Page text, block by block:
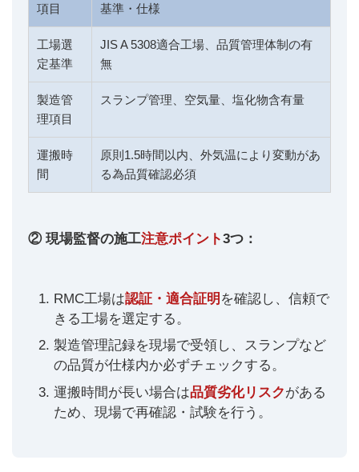
項目 基準・仕様
工場選
定基準
JIS A 5308適合工場、品質管理体制の有
無
製造管
理項目
スランプ管理、空気量、塩化物含有量
運搬時
間
原則1.5時間以内、外気温により変動があ
る為品質確認必須
② 現場監督の施工注意ポイント3つ：
RMC工場は認証・適合証明 を確認し、信頼で
きる工場を選定する。
製造管理記録を現場で受領し、スランプなど
の品質が仕様内か必ずチェックする。
運搬時間が長い場合は品質劣化リスクがある
ため、現場で再確認・試験を行う。